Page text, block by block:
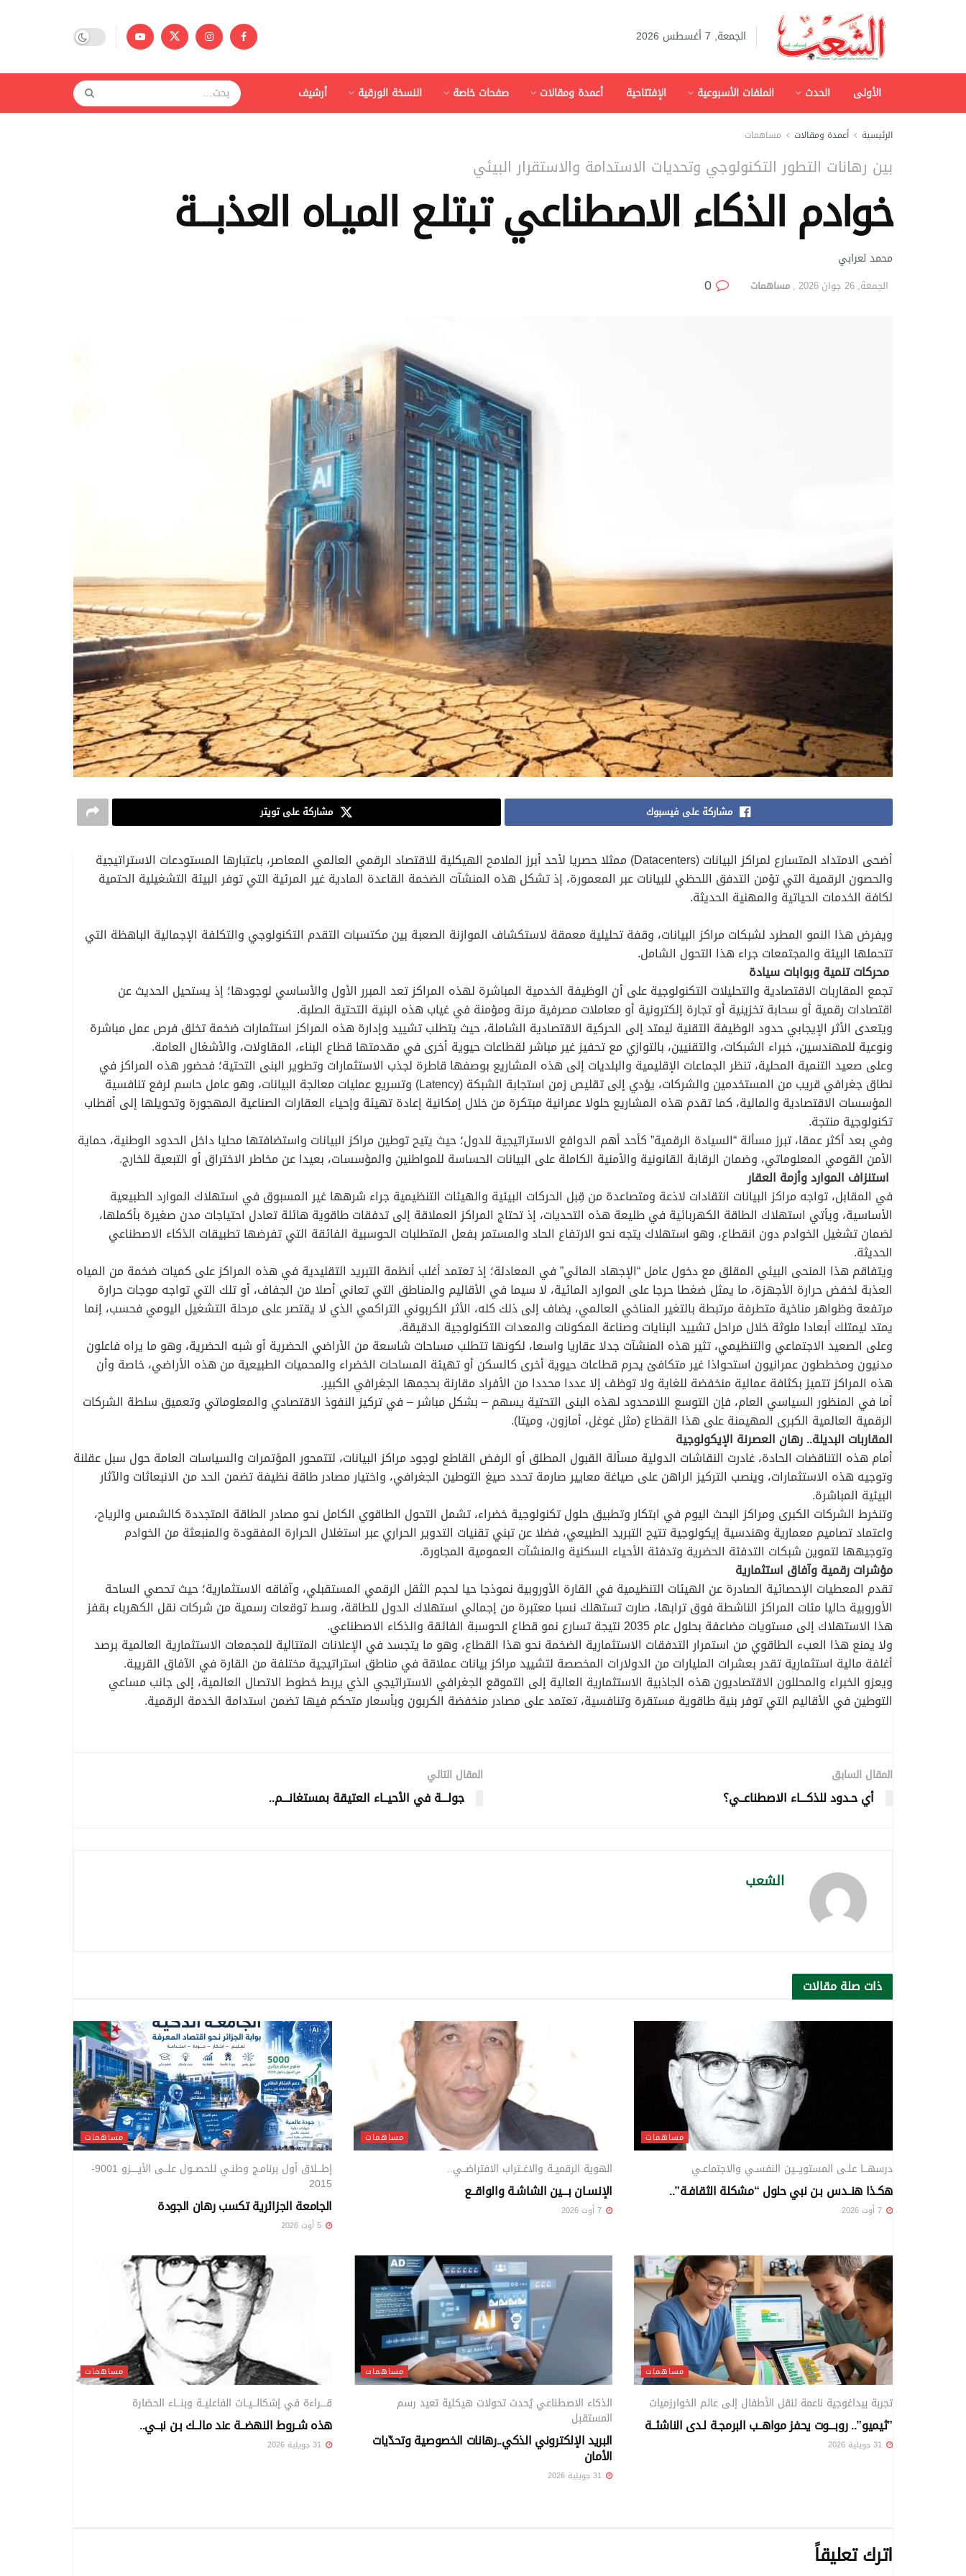
الجمعة, 7 أغسطس 2026
الأولى الحدث الملفات الأسبوعية الإفتتاحية أعمدة ومقالات صفحات خاصة النسخة الورقية أرشيف
الرئيسية أعمدة ومقالات مساهمات
بين رهانات التطور التكنولوجي وتحديات الاستدامة والاستقرار البيئي
خوادم الذكاء الاصطناعي تبتلـع الميـاه العذبـــة
محمد لعرابي
الجمعة, 26 جوان 2026 , مساهمات
مشاركة على فيسبوك مشاركة على تويتر
أضحى الامتداد المتسارع لمراكز البيانات (Datacenters) ممثلا حصريا لأحد أبرز الملامح الهيكلية للاقتصاد الرقمي العالمي المعاصر، باعتبارها المستودعات الاستراتيجية
والحصون الرقمية التي تؤمن التدفق اللحظي للبيانات عبر المعمورة، إذ تشكل هذه المنشآت الضخمة القاعدة المادية غير المرئية التي توفر البيئة التشغيلية الحتمية
لكافة الخدمات الحياتية والمهنية الحديثة.
ويفرض هذا النمو المطرد لشبكات مراكز البيانات، وقفة تحليلية معمقة لاستكشاف الموازنة الصعبة بين مكتسبات التقدم التكنولوجي والتكلفة الإجمالية الباهظة التي
تتحملها البيئة والمجتمعات جراء هذا التحول الشامل.
​ محركات تنمية وبوابات سيادة
​تجمع المقاربات الاقتصادية والتحليلات التكنولوجية على أن الوظيفة الخدمية المباشرة لهذه المراكز تعد المبرر الأول والأساسي لوجودها؛ إذ يستحيل الحديث عن
اقتصادات رقمية أو سحابة تخزينية أو تجارة إلكترونية أو معاملات مصرفية مرنة ومؤمنة في غياب هذه البنية التحتية الصلبة.
ويتعدى الأثر الإيجابي حدود الوظيفة التقنية ليمتد إلى الحركية الاقتصادية الشاملة، حيث يتطلب تشييد وإدارة هذه المراكز استثمارات ضخمة تخلق فرص عمل مباشرة
ونوعية للمهندسين، خبراء الشبكات، والتقنيين، بالتوازي مع تحفيز غير مباشر لقطاعات حيوية أخرى في مقدمتها قطاع البناء، المقاولات، والأشغال العامة.
​وعلى صعيد التنمية المحلية، تنظر الجماعات الإقليمية والبلديات إلى هذه المشاريع بوصفها قاطرة لجذب الاستثمارات وتطوير البنى التحتية؛ فحضور هذه المراكز في
نطاق جغرافي قريب من المستخدمين والشركات، يؤدي إلى تقليص زمن استجابة الشبكة (Latency) وتسريع عمليات معالجة البيانات، وهو عامل حاسم لرفع تنافسية
المؤسسات الاقتصادية والمالية، كما تقدم هذه المشاريع حلولا عمرانية مبتكرة من خلال إمكانية إعادة تهيئة وإحياء العقارات الصناعية المهجورة وتحويلها إلى أقطاب
تكنولوجية منتجة.
​وفي بعد أكثر عمقا، تبرز مسألة “السيادة الرقمية” كأحد أهم الدوافع الاستراتيجية للدول؛ حيث يتيح توطين مراكز البيانات واستضافتها محليا داخل الحدود الوطنية، حماية
الأمن القومي المعلوماتي، وضمان الرقابة القانونية والأمنية الكاملة على البيانات الحساسة للمواطنين والمؤسسات، بعيدا عن مخاطر الاختراق أو التبعية للخارج.
​ استنزاف الموارد وأزمة العقار
​في المقابل، تواجه مراكز البيانات انتقادات لاذعة ومتصاعدة من قِبل الحركات البيئية والهيئات التنظيمية جراء شرهها غير المسبوق في استهلاك الموارد الطبيعية
الأساسية، ويأتي استهلاك الطاقة الكهربائية في طليعة هذه التحديات، إذ تحتاج المراكز العملاقة إلى تدفقات طاقوية هائلة تعادل احتياجات مدن صغيرة بأكملها،
لضمان تشغيل الخوادم دون انقطاع، وهو استهلاك يتجه نحو الارتفاع الحاد والمستمر بفعل المتطلبات الحوسبية الفائقة التي تفرضها تطبيقات الذكاء الاصطناعي
الحديثة.
​ويتفاقم هذا المنحى البيئي المقلق مع دخول عامل “الإجهاد المائي” في المعادلة؛ إذ تعتمد أغلب أنظمة التبريد التقليدية في هذه المراكز على كميات ضخمة من المياه
العذبة لخفض حرارة الأجهزة، ما يمثل ضغطا حرجا على الموارد المائية، لا سيما في الأقاليم والمناطق التي تعاني أصلا من الجفاف، أو تلك التي تواجه موجات حرارة
مرتفعة وظواهر مناخية متطرفة مرتبطة بالتغير المناخي العالمي، يضاف إلى ذلك كله، الأثر الكربوني التراكمي الذي لا يقتصر على مرحلة التشغيل اليومي فحسب، إنما
يمتد ليمتلك أبعادا ملوثة خلال مراحل تشييد البنايات وصناعة المكونات والمعدات التكنولوجية الدقيقة.
​وعلى الصعيد الاجتماعي والتنظيمي، تثير هذه المنشآت جدلا عقاريا واسعا، لكونها تتطلب مساحات شاسعة من الأراضي الحضرية أو شبه الحضرية، وهو ما يراه فاعلون
مدنيون ومخططون عمرانيون استحواذا غير متكافئ يحرم قطاعات حيوية أخرى كالسكن أو تهيئة المساحات الخضراء والمحميات الطبيعية من هذه الأراضي، خاصة وأن
هذه المراكز تتميز بكثافة عمالية منخفضة للغاية ولا توظف إلا عددا محددا من الأفراد مقارنة بحجمها الجغرافي الكبير.
أما في المنظور السياسي العام، فإن التوسع اللامحدود لهذه البنى التحتية يسهم – بشكل مباشر – في تركيز النفوذ الاقتصادي والمعلوماتي وتعميق سلطة الشركات
الرقمية العالمية الكبرى المهيمنة على هذا القطاع (مثل غوغل، أمازون، وميتا).
​المقاربات البديلة.. رهان العصرنة الإيكولوجية
​أمام هذه التناقضات الحادة، غادرت النقاشات الدولية مسألة القبول المطلق أو الرفض القاطع لوجود مراكز البيانات، لتتمحور المؤتمرات والسياسات العامة حول سبل عقلنة
وتوجيه هذه الاستثمارات، وينصب التركيز الراهن على صياغة معايير صارمة تحدد صيغ التوطين الجغرافي، واختيار مصادر طاقة نظيفة تضمن الحد من الانبعاثات والآثار
البيئية المباشرة.
​وتنخرط الشركات الكبرى ومراكز البحث اليوم في ابتكار وتطبيق حلول تكنولوجية خضراء، تشمل التحول الطاقوي الكامل نحو مصادر الطاقة المتجددة كالشمس والرياح،
واعتماد تصاميم معمارية وهندسية إيكولوجية تتيح التبريد الطبيعي، فضلا عن تبني تقنيات التدوير الحراري عبر استغلال الحرارة المفقودة والمنبعثة من الخوادم
وتوجيهها لتموين شبكات التدفئة الحضرية وتدفئة الأحياء السكنية والمنشآت العمومية المجاورة.
​مؤشرات رقمية وآفاق استثمارية
​تقدم المعطيات الإحصائية الصادرة عن الهيئات التنظيمية في القارة الأوروبية نموذجا حيا لحجم الثقل الرقمي المستقبلي، وآفاقه الاستثمارية؛ حيث تحصي الساحة
الأوروبية حاليا مئات المراكز الناشطة فوق ترابها، صارت تستهلك نسبا معتبرة من إجمالي استهلاك الدول للطاقة، وسط توقعات رسمية من شركات نقل الكهرباء بقفز
هذا الاستهلاك إلى مستويات مضاعفة بحلول عام 2035 نتيجة تسارع نمو قطاع الحوسبة الفائقة والذكاء الاصطناعي.
​ولا يمنع هذا العبء الطاقوي من استمرار التدفقات الاستثمارية الضخمة نحو هذا القطاع، وهو ما يتجسد في الإعلانات المتتالية للمجمعات الاستثمارية العالمية برصد
أغلفة مالية استثمارية تقدر بعشرات المليارات من الدولارات المخصصة لتشييد مراكز بيانات عملاقة في مناطق استراتيجية مختلفة من القارة في الآفاق القريبة.
ويعزو الخبراء والمحللون الاقتصاديون هذه الجاذبية الاستثمارية العالية إلى التموقع الجغرافي الاستراتيجي الذي يربط خطوط الاتصال العالمية، إلى جانب مساعي
التوطين في الأقاليم التي توفر بنية طاقوية مستقرة وتنافسية، تعتمد على مصادر منخفضة الكربون وبأسعار متحكم فيها تضمن استدامة الخدمة الرقمية.
المقال السابق
أي حـدود للذكـــاء الاصطناعــي؟
المقال التالي
جولـــة في الأحيــاء العتيقة بمستغانـــم..
الشعب
ذات صلةمقالات
مساهمات
درسهـــا علـى المستويـــين النفسـي والاجتماعـي
هكـذا هنــدس بـن نبي حلول “مشكلة الثقافـة”..
مساهمات
الهوية الرقميــة والاغــتراب الافتراضــي..
الإنسـان بـــين الشاشـة والواقــع
مساهمات
إطـــلاق أول برنامـج وطنـي للحصــول علــى الأيـــــزو 9001-
2015
الجامعة الجزائرية تكسب رهان الجودة
مساهمات
تجربة بيداغوجية ناعمة لنقل الأطفال إلى عالم الخوارزميات
”ثيميو”.. روبـــوت يحفز مواهــب البرمجـة لـدى الناشئــة
مساهمات
الذكاء الاصطناعي يُحدث تحولات هيكلية تعيد رسم
المستقبل
البريد الإلكتروني الذكي..رهانات الخصوصية وتحدّيات
الأمان
مساهمات
قــــراءة في إشكالـــيــات الفاعليــة وبنـــاء الحضارة
هذه شـروط النهضــة عند مالــك بـن نبــي..
اترك تعليقاً